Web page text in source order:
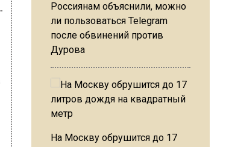
Россиянам объяснили, можно
ли пользоваться Telegram
после обвинений против
Дурова
На Москву обрушится до 17